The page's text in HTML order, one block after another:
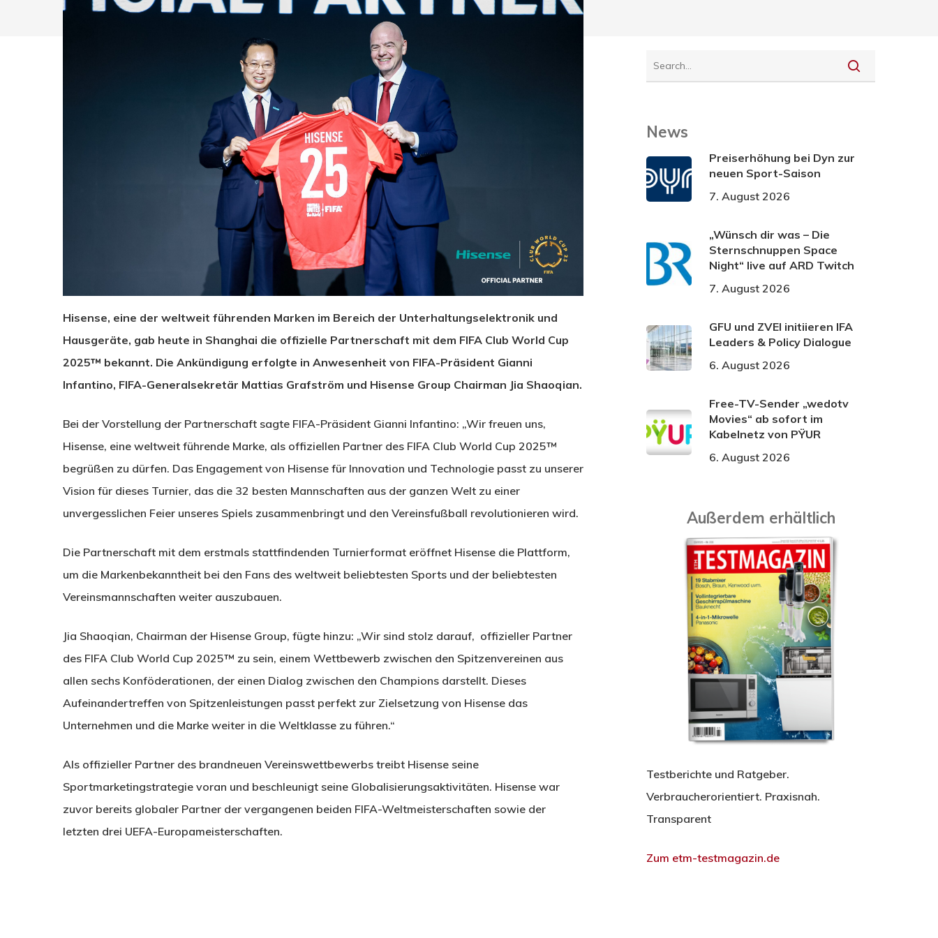
Drücken Sie Enter zum Suchen oder ESC zum Schließen.
Hisense, eine der weltweit führenden Marken im Bereich der Unterhaltungselektronik und
Hausgeräte, gab heute in Shanghai die offizielle Partnerschaft mit dem FIFA Club World Cup
2025™ bekannt. Die Ankündigung erfolgte in Anwesenheit von FIFA-Präsident Gianni
Infantino, FIFA-Generalsekretär Mattias Grafström und Hisense Group Chairman Jia Shaoqian.
Bei der Vorstellung der Partnerschaft sagte FIFA-Präsident Gianni Infantino: „Wir freuen uns,
Hisense, eine weltweit führende Marke, als offiziellen Partner des FIFA Club World Cup 2025™
begrüßen zu dürfen. Das Engagement von Hisense für Innovation und Technologie passt zu unserer
Vision für dieses Turnier, das die 32 besten Mannschaften aus der ganzen Welt zu einer
unvergesslichen Feier unseres Spiels zusammenbringt und den Vereinsfußball revolutionieren wird.
Die Partnerschaft mit dem erstmals stattfindenden Turnierformat eröffnet Hisense die Plattform,
um die Markenbekanntheit bei den Fans des weltweit beliebtesten Sports und der beliebtesten
Vereinsmannschaften weiter auszubauen.
Jia Shaoqian, Chairman der Hisense Group, fügte hinzu: „Wir sind stolz darauf, offizieller Partner
des FIFA Club World Cup 2025™ zu sein, einem Wettbewerb zwischen den Spitzenvereinen aus
allen sechs Konföderationen, der einen Dialog zwischen den Champions darstellt. Dieses
Aufeinandertreffen von Spitzenleistungen passt perfekt zur Zielsetzung von Hisense das
Unternehmen und die Marke weiter in die Weltklasse zu führen.“
Als offizieller Partner des brandneuen Vereinswettbewerbs treibt Hisense seine
Sportmarketingstrategie voran und beschleunigt seine Globalisierungsaktivitäten. Hisense war
zuvor bereits globaler Partner der vergangenen beiden FIFA-Weltmeisterschaften sowie der
letzten drei UEFA-Europameisterschaften.
News
Preiserhöhung bei Dyn zur
neuen Sport-Saison
7. August 2026
„Wünsch dir was – Die
Sternschnuppen Space
Night“ live auf ARD Twitch
7. August 2026
GFU und ZVEI initiieren IFA
Leaders & Policy Dialogue
6. August 2026
Free-TV-Sender „wedotv
Movies“ ab sofort im
Kabelnetz von PŸUR
6. August 2026
Außerdem erhältlich
Testberichte und Ratgeber.
Verbraucherorientiert. Praxisnah.
Transparent
Zum etm-testmagazin.de